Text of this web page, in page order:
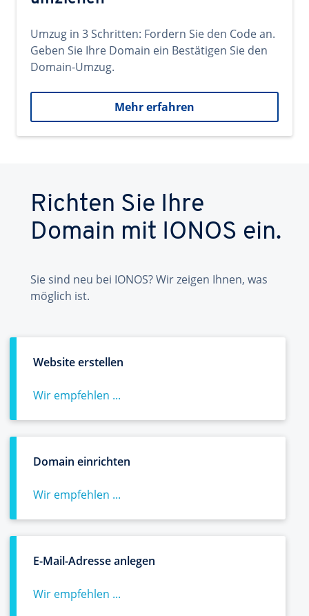
Umzug in 3 Schritten: Fordern Sie den Code an.
Geben Sie Ihre Domain ein Bestätigen Sie den
Domain-Umzug.
Mehr erfahren
Richten Sie Ihre
Domain mit IONOS ein.
Sie sind neu bei IONOS? Wir zeigen Ihnen, was
möglich ist.
Website erstellen
Wir empfehlen ...
Domain einrichten
Wir empfehlen ...
E-Mail-Adresse anlegen
Wir empfehlen ...